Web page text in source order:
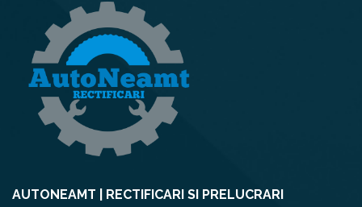
AUTONEAMT | RECTIFICARI SI PRELUCRARI